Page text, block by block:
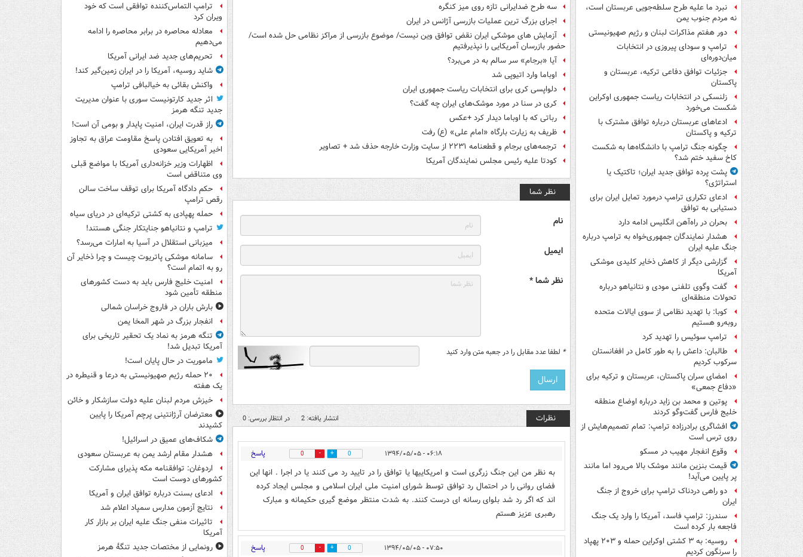
نبرد ما علیه طرح سلطه‌جویی عربستان است،
نه مردم جنوب یمن
دور هفتم مذاکرات لبنان و رژیم صهیونیستی
ترامپ و سودای پیروزی در انتخابات
میان‌دوره‌ای
جزئیات توافق دفاعی ترکیه، عربستان و
پاکستان
زلنسکی در انتخابات ریاست جمهوری اوکراین
شکست می‌خورد
ادعاهای عربستان درباره توافق مشترک با
ترکیه و پاکستان
چگونه جنگ ترامپ با دانشگاه‌ها به شکست
کاخ سفید ختم شد؟
پشت پرده توافق جدید ایران؛ تاکتیک یا
استراتژی؟
ادعای تکراری ترامپ درمورد تمایل ایران برای
دستیابی به توافق
بحران در راه‌آهن انگلیس ادامه دارد
هشدار نمایندگان جمهوری‌خواه به ترامپ درباره
جنگ علیه ایران
گزارشی دیگر از کاهش ذخایر کلیدی موشکی
آمریکا
گفت وگوی تلفنی مودی و نتانیاهو درباره
تحولات منطقه‌ای
کوبا: با تهدید نظامی از سوی ایالات متحده
روبه‌رو هستیم
ترامپ سوئیس را تهدید کرد
طالبان: داعش را به طور کامل در افغانستان
سرکوب کردیم
امضای سران پاکستان، عربستان و ترکیه برای
«دفاع جمعی»
پوتین و محمد بن زاید درباره اوضاع منطقه
خلیج فارس گفت‌وگو کردند
افشاگری برادرزاده ترامپ: تمام تصمیم‌هایش از
روی ترس است
وقوع انفجار مهیب در مسکو
قیمت بنزین مانند موشک بالا می‌رود اما مانند
پر پایین می‌آید!
دو راهی دردناک ترامپ برای خروج از جنگ
ایران
سندرز: ترامپ فاسد، آمریکا را وارد یک جنگ
فاجعه بار کرده است
روسیه: به ۳ کشتی اوکراین حمله و ۲۰۳ پهپاد
را سرنگون کردیم
سه طرح ضدایرانی تازه روی میز کنگره
اجرای بزرگ ترین عملیات بازرسی آژانس در ایران
آزمایش های موشکی ایران نقض توافق وین نیست/ موضوع بازرسی از مراکز نظامی حل شده است/
حضور بازرسان آمریکایی را نپذیرفتیم
آیا «برجام» سر سالم به در می‌برد؟
اوباما وارد اتیوپی شد
دلواپسی کری برای انتخابات ریاست جمهوری ایران
کری در سنا در مورد موشک‌های ایران چه گفت؟
رباتی که با اوباما دیدار کرد +عکس
ظریف به زیارت بارگاه «امام علی» (ع) رفت
ترجمه‌های برجام و قطعنامه ۲۲۳۱ از سایت وزارت خارجه حذف شد + تصاویر
کودتا علیه رئیس مجلس نمایندگان آمریکا
نظر شما
نام
ایمیل
نظر شما *
* لطفا عدد مقابل را در جعبه متن وارد کنید
نظرات انتشار یافته: 2 در انتظار بررسی: 0
۰۶:۱۸ - ۱۳۹۴/۰۵/۰۵ 0
0 پاسخ
به نظر من این جنگ زرگری است و امریکاییها یا توافق را در تایید رد می کنند یا در اجرا . انها این
فضای روانی را در احتمال رد توافق توسط شورای امنیت ملی ایران اسلامی و مجلس ایجاد کرده
اند که اگر رد شد بلوای رسانه ای درست کنند. به شدت منتظر موضع گیری حکیمانه و مبارک
رهبری عزیز هستم
۰۷:۵۰ - ۱۳۹۴/۰۵/۰۵ 0
0 پاسخ
ترامپ التماس‌کننده توافقی است که خود
ویران کرد
معادله محاصره در برابر محاصره را ادامه
می‌دهیم
تحریم‌های جدید ضد ایرانی آمریکا
شاید روسیه، آمریکا را در ایران زمین‌گیر کند!
واکنش بقائی به خیالبافی ترامپ
اثر جدید کارتونیست سوری با عنوان مدیریت
جدید تنگه هرمز
راز قدرت ایران، امنیت پایدار و بومی آن است!
به تعویق افتادن پاسخ مقاومت عراق به تجاوز
اخیر آمریکایی سعودی
اظهارات وزیر خزانه‌داری آمریکا با مواضع قبلی
وی متناقض است
حکم دادگاه آمریکا برای توقف ساخت سالن
رقص ترامپ
حمله پهپادی به کشتی ترکیه‌ای در دریای سیاه
ترامپ و نتانیاهو جنایتکار جنگی هستند!
میزبانی استقلال در آسیا به امارات می‌رسد؟
سامانه موشکی پاتریوت چیست و چرا ذخایر آن
رو به اتمام است؟
امنیت خلیج فارس باید به دست کشورهای
منطقه تأمین شود
بارش باران در فاروج خراسان شمالی
انفجار بزرگ در شهر المخا یمن
تنگه هرمز به نماد یک تحقیر تاریخی برای
آمریکا تبدیل شد!
ماموریت در حال پایان است!
۲۰ حمله رژیم صهیونیستی به درعا و قنیطره در
یک هفته
خیزش مردم لبنان علیه دولت سازشکار و خائن
معترضان آرژانتینی پرچم آمریکا را پایین
کشیدند
شکاف‌های عمیق در اسرائیل!
هشدار مقام ارشد یمن به عربستان سعودی
اردوغان: توافقنامه مکه پذیرای مشارکت
کشورهای دوست است
ادعای بسنت درباره توافق ایران و آمریکا
نتایج آزمون مدارس سمپاد اعلام شد
تاثیرات منفی جنگ علیه ایران بر بازار کار
آمریکا
رونمایی از مختصات جدید تنگۀ هرمز